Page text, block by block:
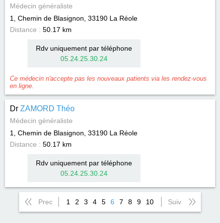
Médecin généraliste
1, Chemin de Blasignon, 33190 La Réole
Distance : 50.17 km
Rdv uniquement par téléphone
05.24.25.30.24
Ce médecin n'accepte pas les nouveaux patients via les rendez-vous
en ligne.
Dr ZAMORD Théo
Médecin généraliste
1, Chemin de Blasignon, 33190 La Réole
Distance : 50.17 km
Rdv uniquement par téléphone
05.24.25.30.24
Prec 1 2 3 4 5 6 7 8 9 10 Suiv